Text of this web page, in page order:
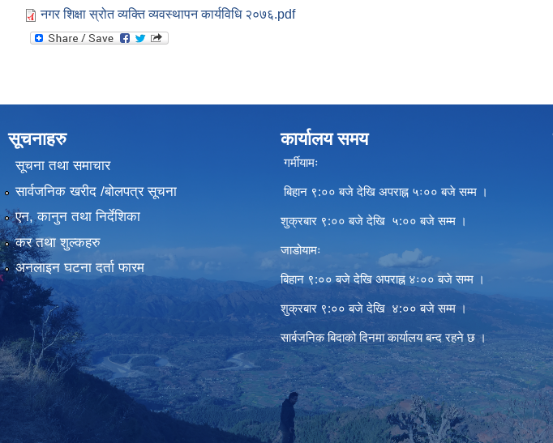
नगर शिक्षा स्रोत व्यक्ति व्यवस्थापन कार्यविधि २०७६.pdf
सूचनाहरु
सूचना तथा समाचार
सार्वजनिक खरीद /बोलपत्र सूचना
एन, कानुन तथा निर्देशिका
कर तथा शुल्कहरु
अनलाइन घटना दर्ता फारम
कार्यालय समय
गर्मीयामः
बिहान ९:०० बजे देखि अपराह्न ५ः०० बजे सम्म ।
शुक्रबार ९:०० बजे देखि ५:०० बजे सम्म ।
जाडोयामः
बिहान ९:०० बजे देखि अपराह्न ४ः०० बजे सम्म ।
शुक्रबार ९:०० बजे देखि ४:०० बजे सम्म ।
सार्बजनिक बिदाको दिनमा कार्यालय बन्द रहने छ ।